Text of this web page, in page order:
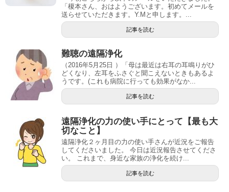
「榎本さん、おはようございます。初めてメールを
送らせていただきます。Y.Mと申します。...
記事を読む
難聴の遠隔浄化
（2016年5月25日 ）「母は最近は右耳の耳鳴りがひ
どくなり、左耳をふさぐと聞こえないときもあるよ
うです。(これも病院に行っても効果がなか...
記事を読む
遠隔浄化の力の使い手にとって【最も大
切なこと】
遠隔浄化２ヶ月目の力の使い手さんが近況をご報告
してくださいました。 今日は近況報告させてくださ
い。 これまで、身近な家族の浄化を続け...
記事を読む